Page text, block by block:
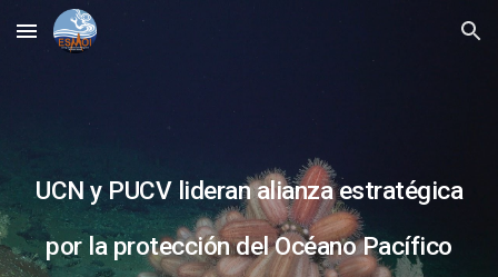
Skip to main content Skip to navigation
UCN y PUCV lideran alianza estratégica
por la protección del Océano Pacífico